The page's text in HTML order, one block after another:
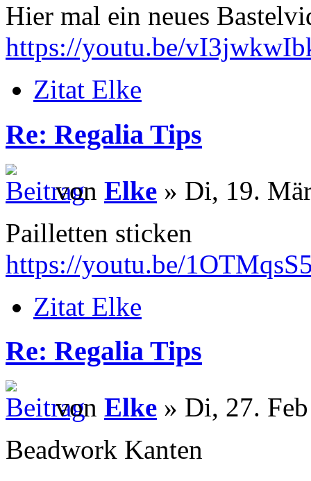
Hier mal ein neues
https://youtu.be/
Zitat Elke
Re: Regalia Tips
von Elke » Di, 19.
Pailletten sticken
https://youtu.be/
Zitat Elke
Re: Regalia Tips
von Elke » Di, 27.
Beadwork Kanten